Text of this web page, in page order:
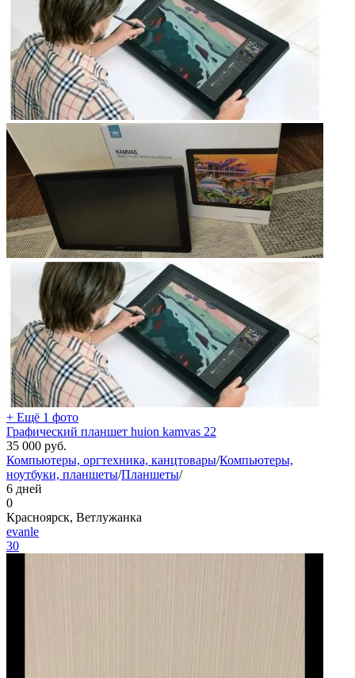
+ Ещё 1 фото
Графический планшет huion kamvas 22
35 000 руб.
Компьютеры, оргтехника, канцтовары/Компьютеры,
ноутбуки, планшеты/Планшеты/
6 дней
0
Красноярск, Ветлужанка
evanle
30